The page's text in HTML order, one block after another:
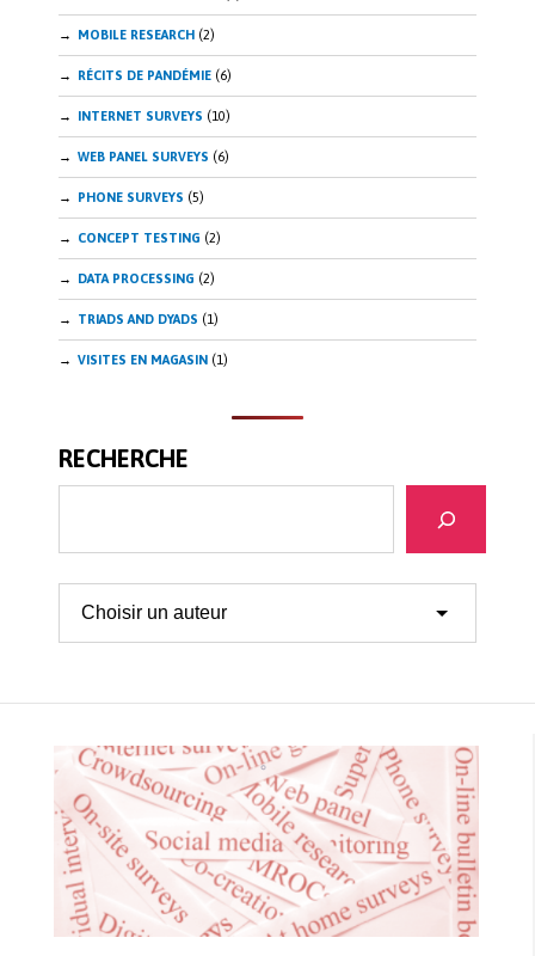
MOBILE RESEARCH (2)
RÉCITS DE PANDÉMIE (6)
INTERNET SURVEYS (10)
WEB PANEL SURVEYS (6)
PHONE SURVEYS (5)
CONCEPT TESTING (2)
DATA PROCESSING (2)
TRIADS AND DYADS (1)
VISITES EN MAGASIN (1)
RECHERCHE